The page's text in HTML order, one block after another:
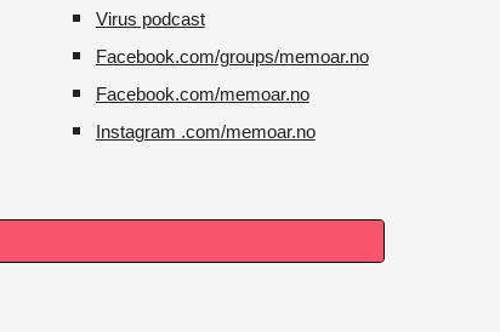
Virus podcast
Facebook.com/groups/memoar.no
Facebook.com/memoar.no
Instagram .com/memoar.no